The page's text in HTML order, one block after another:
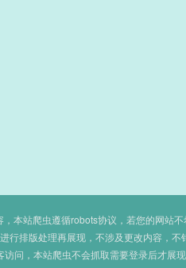
本站爬虫遵循robots协议，若您的网站
行排版处理再展现，不涉及更改内容，不
问，本站爬虫不会抓取需要登录后才展